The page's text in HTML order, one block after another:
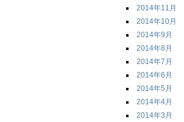
2014年11月
2014年10月
2014年9月
2014年8月
2014年7月
2014年6月
2014年5月
2014年4月
2014年3月